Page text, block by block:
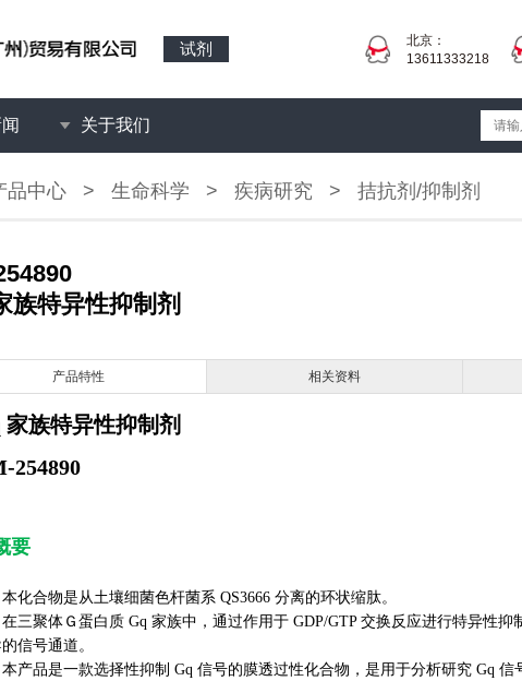
试剂
北京：
13611333218
关于我们
品中心 > 生命科学 > 疾病研究 > 拮抗剂/抑制剂
族特异性抑制剂
产品特性 相关资料
家族特异性抑制剂
254890
要
合物是从土壤细菌色杆菌系 QS3666 分离的环状缩肽。
聚体Ｇ蛋白质 Gq 家族中，通过作用于 GDP/GTP 交换反应进行特异性抑
信号通道。
品是一款选择性抑制 Gq 信号的膜透过性化合物，是用于分析研究 Gq 信